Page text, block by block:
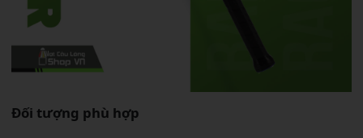
Đối tượng phù hợp